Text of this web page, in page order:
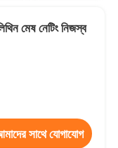
মেষ নেটিং নিজস্ব
সাথে যোগাযোগ